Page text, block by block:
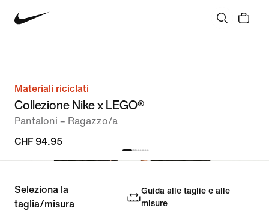
Materiali riciclati
Collezione Nike x LEGO®
Pantaloni – Ragazzo/a
CHF 94.95
Seleziona la
taglia/misura
Guida alle taglie e alle
misure